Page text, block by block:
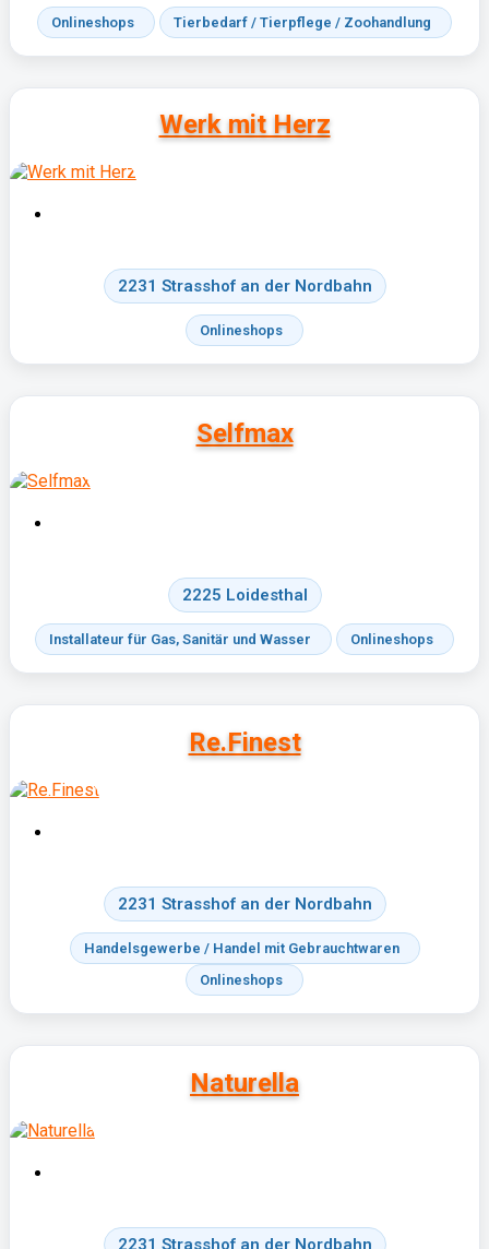
Onlineshops Tierbedarf / Tierpflege / Zoohandlung
Werk mit Herz
2231 Strasshof an der Nordbahn
Onlineshops
Selfmax
2225 Loidesthal
Installateur für Gas, Sanitär und Wasser Onlineshops
Re.Finest
2231 Strasshof an der Nordbahn
Handelsgewerbe / Handel mit Gebrauchtwaren
Onlineshops
Naturella
­2231 Strasshof an der Nordbahn